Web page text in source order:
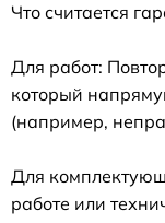
Что считается
Для работ:
который
(например,
Для
работе или